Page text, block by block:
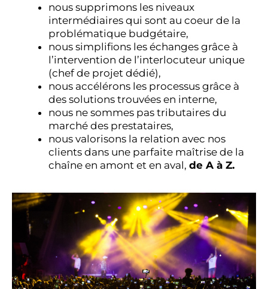
nous supprimons les niveaux
intermédiaires qui sont au coeur de la
problématique budgétaire,
nous simplifions les échanges grâce à
l’intervention de l’interlocuteur unique
(chef de projet dédié),
nous accélérons les processus grâce à
des solutions trouvées en interne,
nous ne sommes pas tributaires du
marché des prestataires,
nous valorisons la relation avec nos
clients dans une parfaite maîtrise de la
chaîne en amont et en aval, de A à Z.